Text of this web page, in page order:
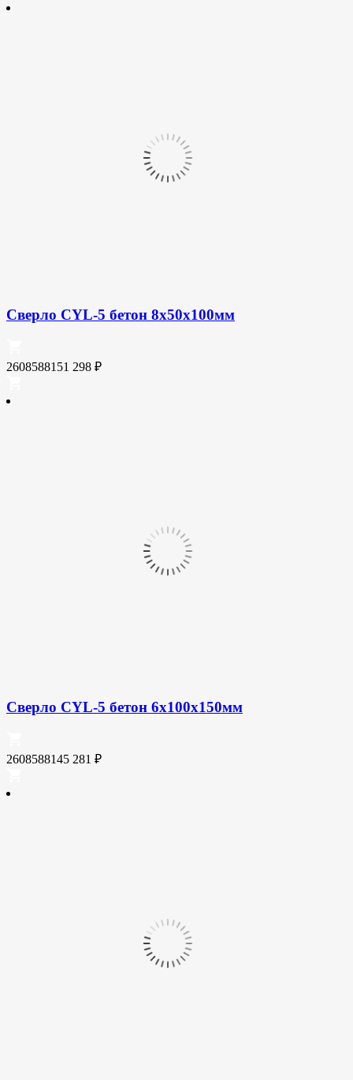
Сверло CYL-5 бетон 8x50x100мм
2608588151 298 ₽
Сверло CYL-5 бетон 6x100x150мм
2608588145 281 ₽